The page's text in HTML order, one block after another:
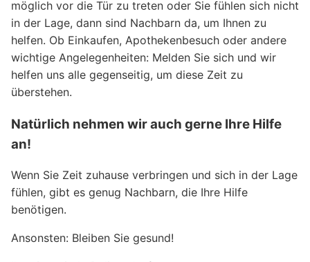
möglich vor die Tür zu treten oder Sie fühlen sich nicht
in der Lage, dann sind Nachbarn da, um Ihnen zu
helfen. Ob Einkaufen, Apothekenbesuch oder andere
wichtige Angelegenheiten: Melden Sie sich und wir
helfen uns alle gegenseitig, um diese Zeit zu
überstehen.
Natürlich nehmen wir auch gerne Ihre Hilfe
an!
Wenn Sie Zeit zuhause verbringen und sich in der Lage
fühlen, gibt es genug Nachbarn, die Ihre Hilfe
benötigen.
Ansonsten: Bleiben Sie gesund!